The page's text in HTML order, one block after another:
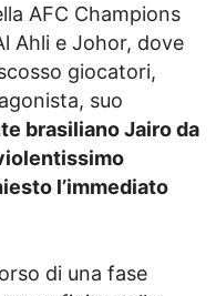
AFC Champions
Ahli e Johor, dove
giocatori,
suo
brasiliano Jairo da
l’immediato
di una fase